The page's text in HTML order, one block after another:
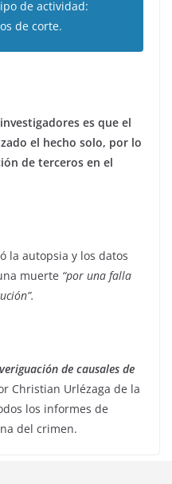
de actividad:
de corte.
es que el
el hecho solo, por lo
de terceros en el
la autopsia y los datos
muerte “por una falla
de causales de
Christian Urlézaga de la
los informes de
del crimen.